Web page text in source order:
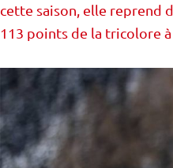
cette saison, elle reprend
113 points de la tricolore à